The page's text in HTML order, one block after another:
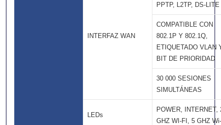
INTERFAZ WAN
PPTP, L2TP, DS-LITE
COMPATIBLE CON
802.1P Y 802.1Q,
ETIQUETADO VLAN
BIT DE PRIORIDAD
30 000 SESIONES
SIMULTÁNEAS
LEDs
POWER, INTERNET,
GHZ WI-FI, 5 GHZ